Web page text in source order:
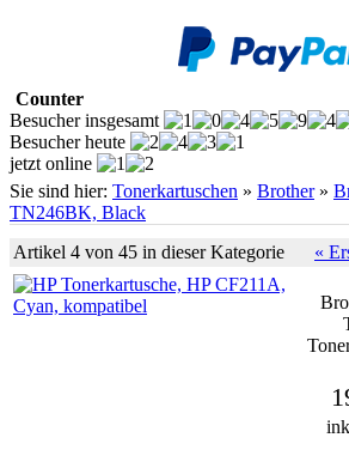
Counter
Besucher insgesamt
Besucher heute
jetzt online
Sie sind hier: Tonerkartuschen » Brother»
TN246BK, Black
Artikel 4 von 45 in dieser Kategorie
«